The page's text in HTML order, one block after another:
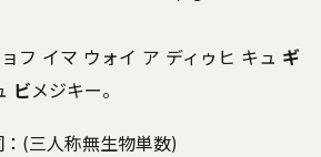
フ イマ ウォイ ア ディゥヒ キュ ギ
ビメジキー。
(三人称無生物単数)